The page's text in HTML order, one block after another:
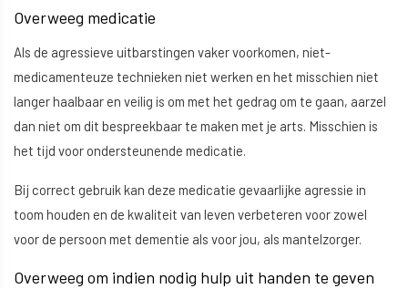
Overweeg medicatie
Als de agressieve uitbarstingen vaker voorkomen, niet-
medicamenteuze technieken niet werken en het misschien niet
langer haalbaar en veilig is om met het gedrag om te gaan, aarzel
dan niet om dit bespreekbaar te maken met je arts. Misschien is
het tijd voor ondersteunende medicatie.
Bij correct gebruik kan deze medicatie gevaarlijke agressie in
toom houden en de kwaliteit van leven verbeteren voor zowel
voor de persoon met dementie als voor jou, als mantelzorger.
Overweeg om indien nodig hulp uit handen te geven